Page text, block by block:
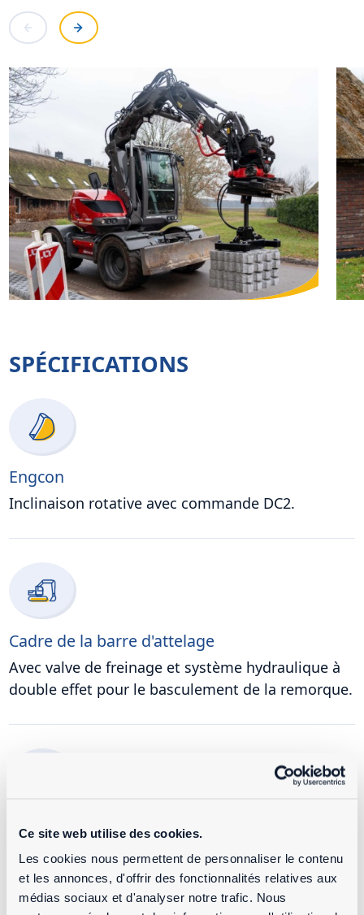
Ce site web utilise des cookies.
Les cookies nous permettent de personnaliser le contenu
et les annonces, d'offrir des fonctionnalités relatives aux
médias sociaux et d'analyser notre trafic. Nous
SPÉCIFICATIONS
Engcon
Inclinaison rotative avec commande DC2.
Cadre de la barre d'attelage
Avec valve de freinage et système hydraulique à
double effet pour le basculement de la remorque.
Compensateur de charge
Pour le réglage de la pression de freinage.